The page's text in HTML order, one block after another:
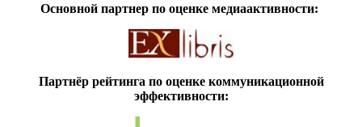
Основной партнер по оценке медиаактивности:
Партнёр рейтинга по оценке коммуникационной
эффективности: